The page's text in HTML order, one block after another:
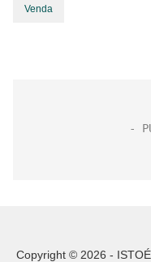
Venda
Copyright © 2026 -